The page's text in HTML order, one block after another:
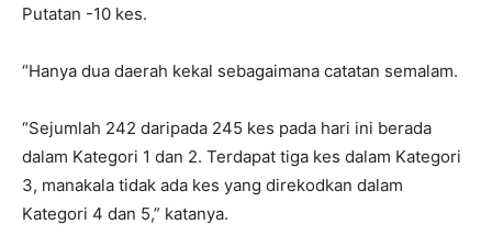
Putatan -10 kes.
“Hanya dua daerah kekal sebagaimana catatan semalam.
“Sejumlah 242 daripada 245 kes pada hari ini berada
dalam Kategori 1 dan 2. Terdapat tiga kes dalam Kategori
3, manakala tidak ada kes yang direkodkan dalam
Kategori 4 dan 5,” katanya.